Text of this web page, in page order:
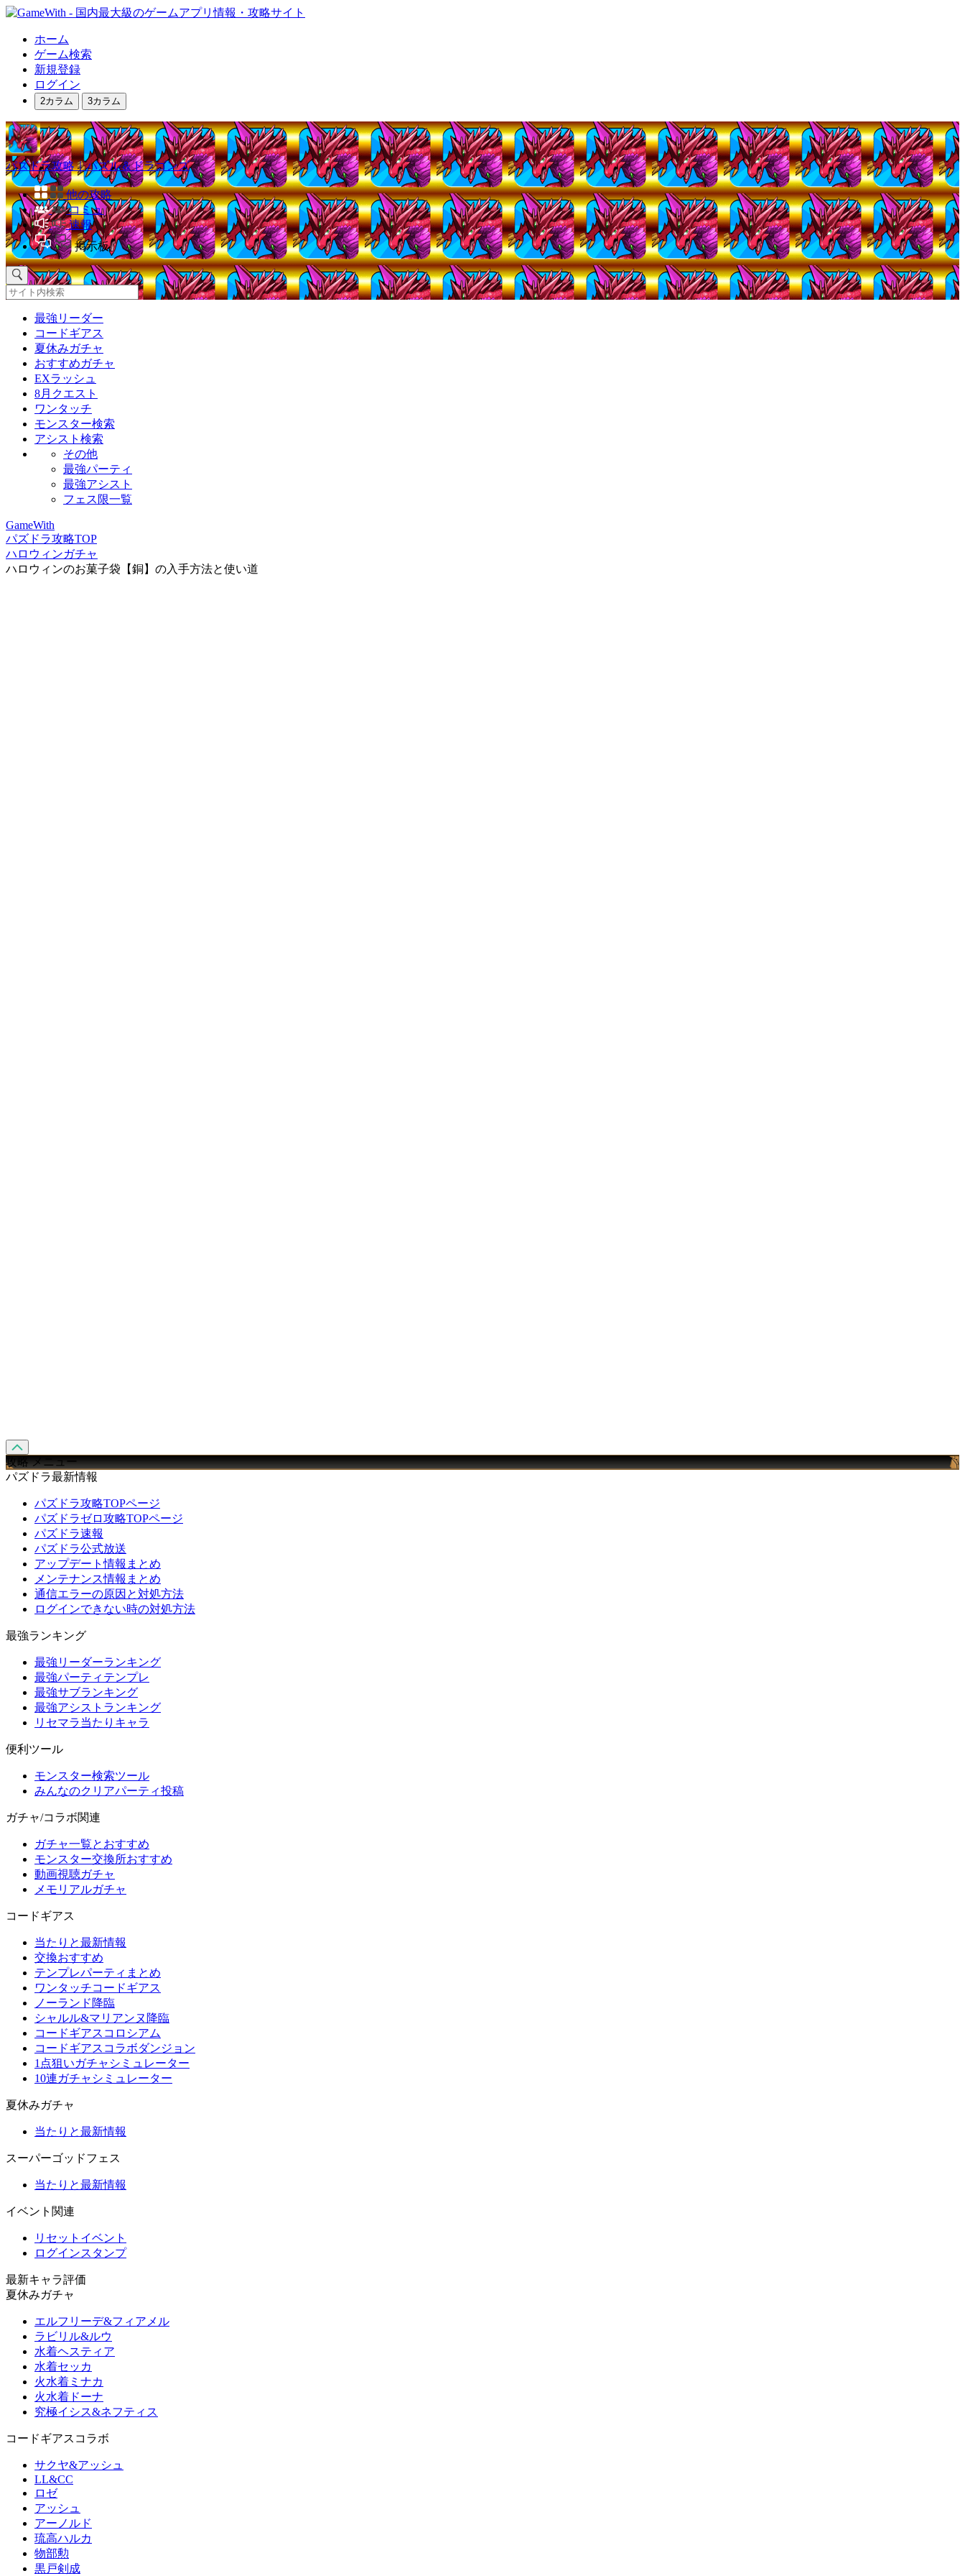
ホーム
ゲーム検索
新規登録
ログイン
2カラム 3カラム
パズドラ攻略｜パズル＆ドラゴンズ
他の攻略
コミュ
速報
掲示板
最強リーダー
コードギアス
夏休みガチャ
おすすめガチャ
EXラッシュ
8月クエスト
ワンタッチ
モンスター検索
アシスト検索
その他
最強パーティ
最強アシスト
フェス限一覧
GameWith
パズドラ攻略TOP
ハロウィンガチャ
ハロウィンのお菓子袋【銅】の入手方法と使い道
攻略 メニュー
パズドラ最新情報
パズドラ攻略TOPページ
パズドラゼロ攻略TOPページ
パズドラ速報
パズドラ公式放送
アップデート情報まとめ
メンテナンス情報まとめ
通信エラーの原因と対処方法
ログインできない時の対処方法
最強ランキング
最強リーダーランキング
最強パーティテンプレ
最強サブランキング
最強アシストランキング
リセマラ当たりキャラ
便利ツール
モンスター検索ツール
みんなのクリアパーティ投稿
ガチャ/コラボ関連
ガチャ一覧とおすすめ
モンスター交換所おすすめ
動画視聴ガチャ
メモリアルガチャ
コードギアス
当たりと最新情報
交換おすすめ
テンプレパーティまとめ
ワンタッチコードギアス
ノーランド降臨
シャルル&マリアンヌ降臨
コードギアスコロシアム
コードギアスコラボダンジョン
1点狙いガチャシミュレーター
10連ガチャシミュレーター
夏休みガチャ
当たりと最新情報
スーパーゴッドフェス
当たりと最新情報
イベント関連
リセットイベント
ログインスタンプ
最新キャラ評価
夏休みガチャ
エルフリーデ&フィアメル
ラビリル&ルウ
水着ヘスティア
水着セッカ
火水着ミナカ
火水着ドーナ
究極イシス&ネフティス
コードギアスコラボ
サクヤ&アッシュ
LL&CC
ロゼ
アッシュ
アーノルド
琉高ハルカ
物部勲
黒戸剣成